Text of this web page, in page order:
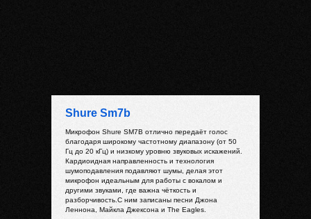
Shure Sm7b
Микрофон Shure SM7B отлично передаёт голос
благодаря широкому частотному диапазону (от 50
Гц до 20 кГц) и низкому уровню звуковых искажений.
Кардиоидная направленность и технология
шумоподавления подавляют шумы, делая этот
микрофон идеальным для работы с вокалом и
другими звуками, где важна чёткость и
разборчивость.С ним записаны песни Джона
Леннона, Майкла Джексона и The Eagles.